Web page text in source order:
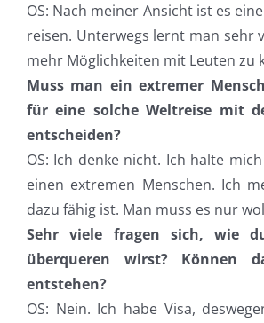
OS: Nach meiner Ansicht ist es
reisen. Unterwegs lernt man sehr
mehr Möglichkeiten mit Leuten zu
Muss man ein extremer
für eine solche Weltreise mit
entscheiden?
OS: Ich denke nicht. Ich halte
einen extremen Menschen. Ich
dazu fähig ist. Man muss es nur
Sehr viele fragen sich, wie
überqueren wirst? Können
entstehen?
OS: Nein. Ich habe Visa,